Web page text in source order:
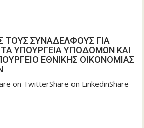
ΤΟΥΣ ΣΥΝΑΔΕΛΦΟΥΣ ΓΙΑ
ΥΠΟΥΡΓΕΙΑ ΥΠΟΔΟΜΩΝ ΚΑΙ
ΕΘΝΙΚΗΣ ΟΙΚΟΝΟΜΙΑΣ
on TwitterShare on LinkedinShare